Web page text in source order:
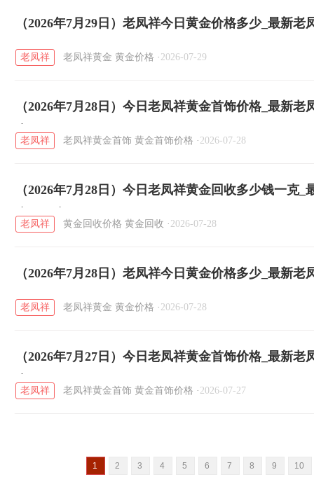
（2026年7月29日）老凤祥今日黄金价格多少_最新老
老凤祥 老凤祥黄金 黄金价格 · 2026-07-29
（2026年7月28日）今日老凤祥黄金首饰价格_最新
克
老凤祥 老凤祥黄金首饰 黄金首饰价格 · 2026-07-28
（2026年7月28日）今日老凤祥黄金回收多少钱一克
少钱一克
老凤祥 黄金回收价格 黄金回收 · 2026-07-28
（2026年7月28日）老凤祥今日黄金价格多少_最新老
老凤祥 老凤祥黄金 黄金价格 · 2026-07-28
（2026年7月27日）今日老凤祥黄金首饰价格_最新
克
老凤祥 老凤祥黄金首饰 黄金首饰价格 · 2026-07-27
1 2 3 4 5 6 7 8 9 10